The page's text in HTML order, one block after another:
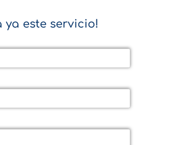
ya este servicio!